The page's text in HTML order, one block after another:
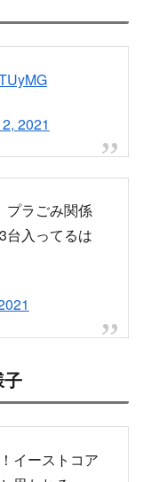
ラごみ関係
入ってるは